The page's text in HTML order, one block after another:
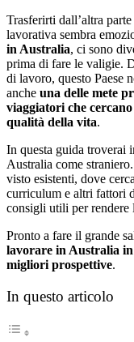
Trasferirti dall’altra
lavorativa sembra
in Australia, ci sono
prima di fare le valigie.
di lavoro, questo Paese
anche una delle mete
viaggiatori che
qualità della vita.
In questa guida troverai
Australia come
visto esistenti, dove
curriculum e altri fattori
consigli utili per rendere
Pronto a fare il grande
lavorare in Australia in
migliori prospettive.
In questo articolo